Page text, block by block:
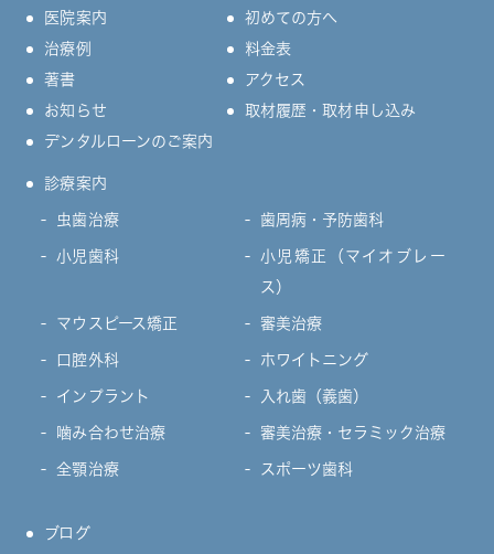
医院案内
初めての方へ
治療例
料金表
著書
アクセス
お知らせ
取材履歴・取材申し込み
デンタルローンのご案内
診療案内
虫歯治療 歯周病・予防歯科
小児歯科
小児矯正（マイオブレー
ス）
マウスピース矯正 審美治療
口腔外科 ホワイトニング
インプラント 入れ歯（義歯）
噛み合わせ治療 審美治療・セラミック治療
全顎治療 スポーツ歯科
ブログ